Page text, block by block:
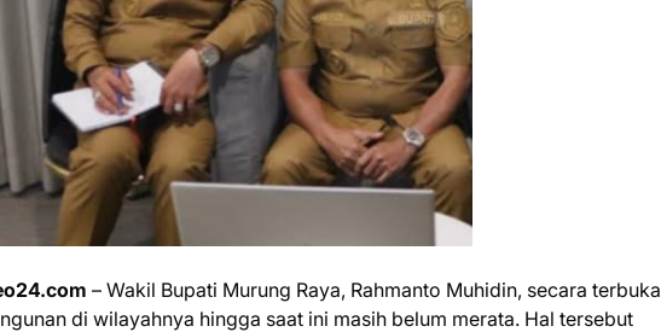
– Wakil Bupati Murung Raya, Rahmanto Muhidin, secara terbuka
di wilayahnya hingga saat ini masih belum merata. Hal tersebut